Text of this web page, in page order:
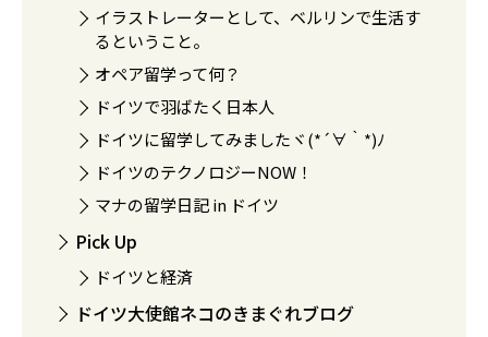
イラストレーターとして、ベルリンで生活す
るということ。
オペア留学って何？
ドイツで羽ばたく日本人
ドイツに留学してみましたヾ(*´∀｀*)ﾉ
ドイツのテクノロジーNOW！
マナの留学日記 in ドイツ
Pick Up
ドイツと経済
ドイツ大使館ネコのきまぐれブログ